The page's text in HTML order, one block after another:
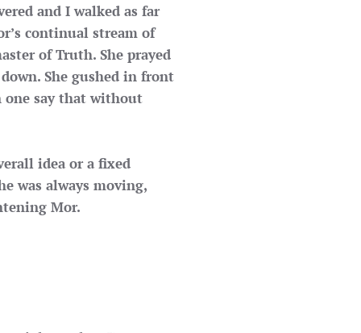
and I walked as far
continual stream of
of Truth. She prayed
She gushed in front
one say that without
idea or a fixed
was always moving,
Mor.